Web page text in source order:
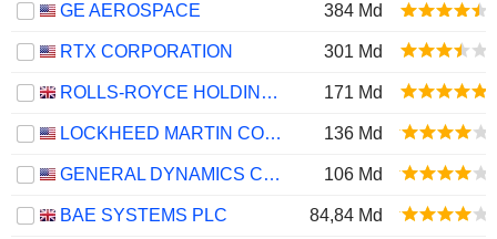
GE AEROSPACE 384 Md
RTX CORPORATION 301 Md
ROLLS-ROYCE HOLDINGS PLC 171 Md
LOCKHEED MARTIN CORPORATION 136 Md
GENERAL DYNAMICS CORPORATION 106 Md
BAE SYSTEMS PLC 84,84 Md